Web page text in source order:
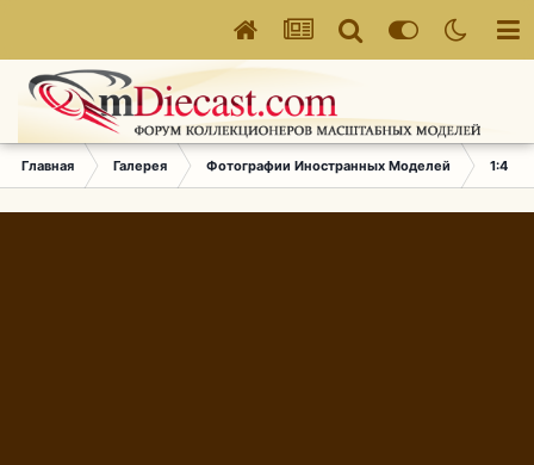
Главная Галерея Фотографии Иностранных Моделей 1:43